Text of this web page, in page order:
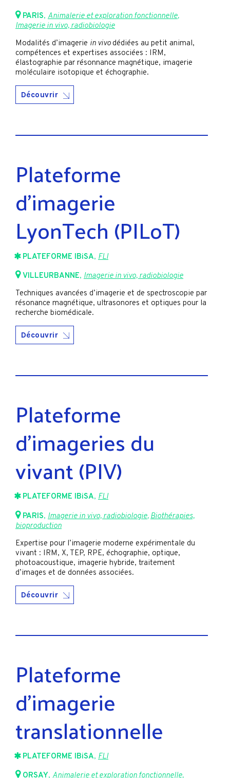
PARIS, Animalerie et exploration fonctionnelle,
Imagerie in vivo, radiobiologie
Modalités d’imagerie in vivo dédiées au petit animal,
compétences et expertises associées : IRM,
élastographie par résonnance magnétique, imagerie
moléculaire isotopique et échographie.
Découvrir
Plateforme
d’imagerie
LyonTech (PILoT)
PLATEFORME IBiSA, FLI
VILLEURBANNE, Imagerie in vivo, radiobiologie
Techniques avancées d’imagerie et de spectroscopie par
résonance magnétique, ultrasonores et optiques pour la
recherche biomédicale.
Découvrir
Plateforme
d’imageries du
vivant (PIV)
PLATEFORME IBiSA, FLI
PARIS, Imagerie in vivo, radiobiologie, Biothérapies,
bioproduction
Expertise pour l’imagerie moderne expérimentale du
vivant : IRM, X, TEP, RPE, échographie, optique,
photoacoustique, imagerie hybride, traitement
d’images et de données associées.
Découvrir
Plateforme
d’imagerie
translationnelle
PLATEFORME IBiSA, FLI
ORSAY, Animalerie et exploration fonctionnelle,